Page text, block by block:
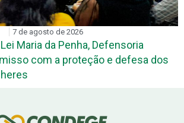
7 de agosto de 2026
Maria da Penha, Defensoria
com a proteção e defesa dos